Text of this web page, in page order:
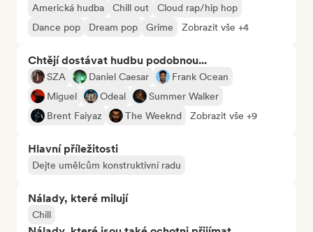
Americká hudba Chill out
Cloud rap/hip hop
Dance pop
Dream pop Grime Zobrazit vše +4
Chtějí dostávat hudbu podobnou...
SZA Daniel Caesar
Frank Ocean
Miguel
Odeal
Summer Walker
Brent Faiyaz
The Weeknd Zobrazit vše +9
Hlavní příležitosti
Dejte umělcům konstruktivní radu
Nálady, které milují
Chill